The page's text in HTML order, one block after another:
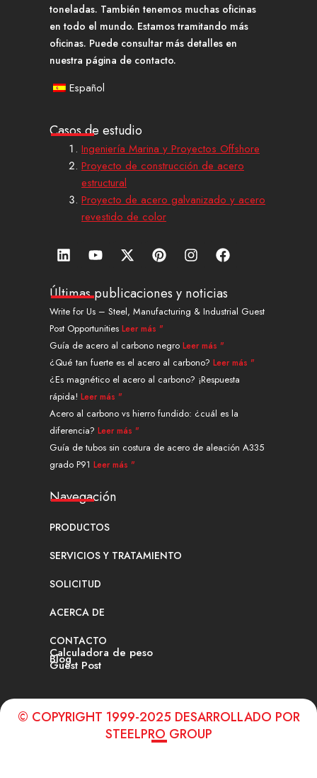
toneladas. También tenemos muchas oficinas
en todo el mundo. Estamos tramitando más
oficinas. Puede consultar más detalles en
nuestra página de contacto.
Español
Casos de estudio
Ingeniería Marina y Proyectos Offshore
Proyecto de construcción de acero
estructural
Proyecto de acero galvanizado y acero
revestido de color
L
i
k
e
d
i
n
Y
o
t
u
b
e
X
-
w
i
t
t
e
r
P
i
t
e
r
e
s
t
I
n
t
a
g
a
m
F
a
e
b
o
k
Últimas publicaciones y noticias
Write for Us – Steel, Manufacturing & Industrial Guest
Post Opportunities Leer más "
Guía de acero al carbono negro Leer más "
¿Qué tan fuerte es el acero al carbono? Leer más "
¿Es magnético el acero al carbono? ¡Respuesta
rápida! Leer más "
Acero al carbono vs hierro fundido: ¿cuál es la
diferencia? Leer más "
Guía de tubos sin costura de acero de aleación A335
grado P91 Leer más "
Navegación
PRODUCTOS
SERVICIOS Y TRATAMIENTO
SOLICITUD
ACERCA DE
CONTACTO
Calculadora de peso
Blog
Guest Post
© COPYRIGHT 1999-2025 DESARROLLADO POR
STEELPRO GROUP